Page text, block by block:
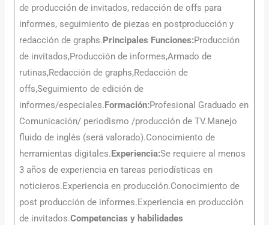
de producción de invitados, redacción de offs para
informes, seguimiento de piezas en postproducción y
redacción de graphs.Principales Funciones:Producción
de invitados,Producción de informes,Armado de
rutinas,Redacción de graphs,Redacción de
offs,Seguimiento de edición de
informes/especiales.Formación:Profesional Graduado en
Comunicación/ periodismo /producción de TV.Manejo
fluido de inglés (será valorado).Conocimiento de
herramientas digitales.Experiencia:Se requiere al menos
3 años de experiencia en tareas periodísticas en
noticieros.Experiencia en producción.Conocimiento de
post producción de informes.Experiencia en producción
de invitados.Competencias y habilidades